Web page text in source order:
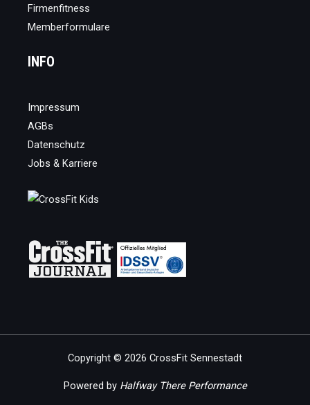
Firmenfitness
Memberformulare
INFO
Impressum
AGBs
Datenschutz
Jobs & Karriere
Copyright © 2026 CrossFit Sennestadt
Powered by Halfway There Performance